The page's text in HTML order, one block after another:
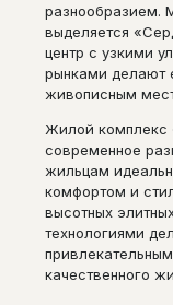
разнообразием.
выделяется
центр с узкими
рынками делают
живописным
Жилой комплекс
современное
жильцам
комфортом и
высотных
технологиями
качественного